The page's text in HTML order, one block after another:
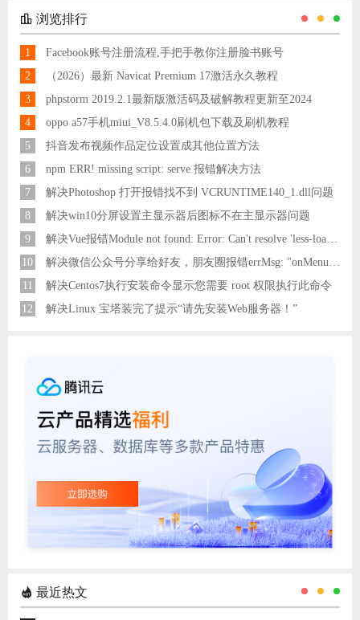
浏览排行
1
Facebook账号注册流程,手把手教你注册脸书账号
2
（2026）最新 Navicat Premium 17激活永久教程
3
phpstorm 2019.2.1最新版激活码及破解教程更新至2024
4
oppo a57手机miui_V8.5.4.0刷机包下载及刷机教程
5
抖音发布视频作品定位设置成其他位置方法
6
npm ERR! missing script: serve 报错解决方法
7
解决Photoshop 打开报错找不到 VCRUNTIME140_1.dll问题
8
解决win10分屏设置主显示器后图标不在主显示器问题
9
解决Vue报错Module not found: Error: Can't resolve 'less-loader' in 'C:\Users\Hm\Desktop\vue\vue_shop'问题
10
解决微信公众号分享给好友，朋友圈报错errMsg: "onMenuShareAppMessage:fail, the permission value is offline verifying"
11
解决Centos7执行安装命令显示您需要 root 权限执行此命令
12
解决Linux 宝塔装完了提示“请先安装Web服务器！”
最近热文